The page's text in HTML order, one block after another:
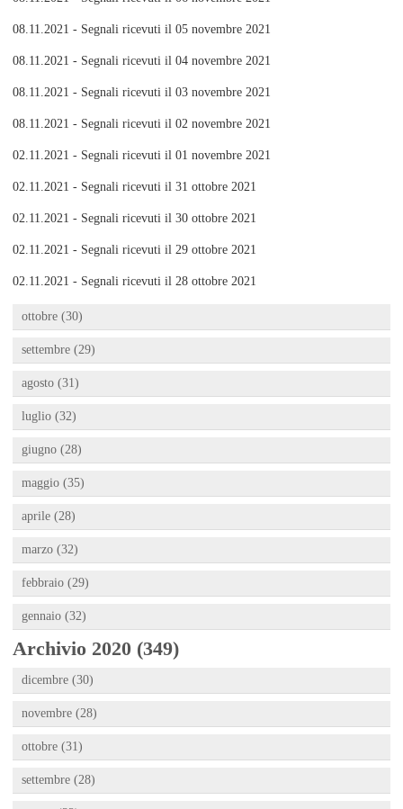
08.11.2021 - Segnali ricevuti il 05 novembre 2021
08.11.2021 - Segnali ricevuti il 04 novembre 2021
08.11.2021 - Segnali ricevuti il 03 novembre 2021
08.11.2021 - Segnali ricevuti il 02 novembre 2021
02.11.2021 - Segnali ricevuti il 01 novembre 2021
02.11.2021 - Segnali ricevuti il 31 ottobre 2021
02.11.2021 - Segnali ricevuti il 30 ottobre 2021
02.11.2021 - Segnali ricevuti il 29 ottobre 2021
02.11.2021 - Segnali ricevuti il 28 ottobre 2021
ottobre (30)
settembre (29)
agosto (31)
luglio (32)
giugno (28)
maggio (35)
aprile (28)
marzo (32)
febbraio (29)
gennaio (32)
Archivio 2020 (349)
dicembre (30)
novembre (28)
ottobre (31)
settembre (28)